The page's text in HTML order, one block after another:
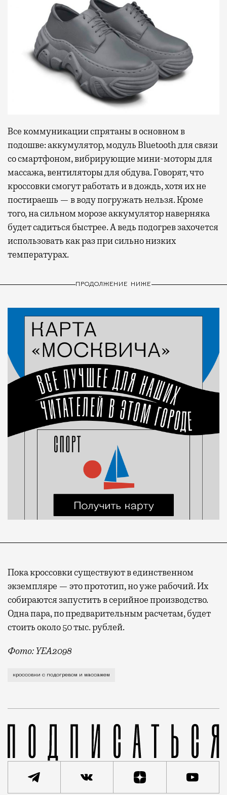
Все коммуникации спрятаны в основном в
подошве: аккумулятор, модуль Bluetooth для связи
со смартфоном, вибрирующие мини-моторы для
массажа, вентиляторы для обдува. Говорят, что
кроссовки смогут работать и в дождь, хотя их не
постираешь — в воду погружать нельзя. Кроме
того, на сильном морозе аккумулятор наверняка
будет садиться быстрее. А ведь подогрев захочется
использовать как раз при сильно низких
температурах.
ПРОДОЛЖЕНИЕ НИЖЕ
Пока кроссовки существуют в единственном
экземпляре — это прототип, но уже рабочий. Их
собираются запустить в серийное производство.
Одна пара, по предварительным расчетам, будет
стоить около 50 тыс. рублей.
Фото: YEA2098
кроссовки с подогревом и массажем